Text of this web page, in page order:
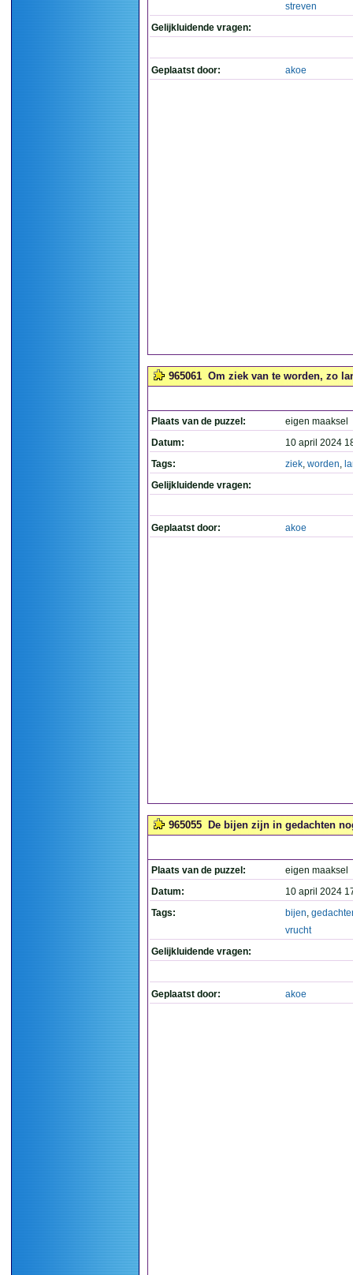
streven
Gelijkluidende vragen:
Geplaatst door: akoe
965061 Om ziek van te worden, zo
Plaats van de puzzel:
eigen maaksel
Datum:
10 april 2024
Tags:
ziek, worden,
Gelijkluidende vragen:
Geplaatst door: akoe
965055 De bijen zijn in gedachten
Plaats van de puzzel:
eigen maaksel
Datum:
10 april 2024
Tags:
bijen,
vrucht
Gelijkluidende vragen:
Geplaatst door: akoe